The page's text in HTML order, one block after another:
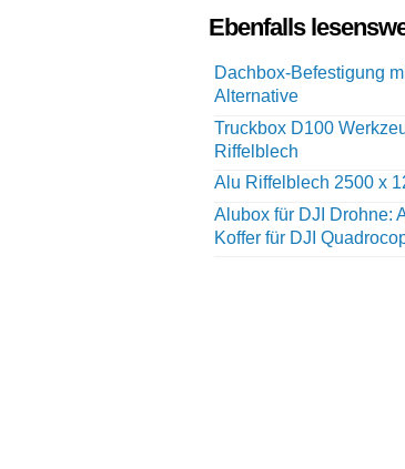
Ebenfalls
Dachbox-Befestigung
Alternative
Truckbox D100
Riffelblech
Alu Riffelblech 2500 x
Alubox für DJI Drohne:
Koffer für DJI